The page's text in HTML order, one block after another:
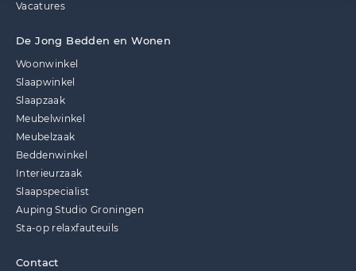
Vacatures
De Jong Bedden en Wonen
Woonwinkel
Slaapwinkel
Slaapzaak
Meubelwinkel
Meubelzaak
Beddenwinkel
Interieurzaak
Slaapspecialist
Auping Studio Groningen
Sta-op relaxfauteuils
Contact